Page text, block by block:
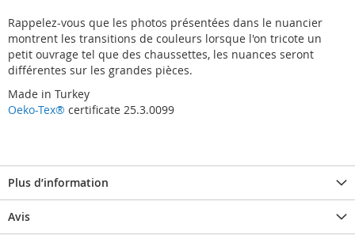
Rappelez-vous que les photos présentées dans le nuancier
montrent les transitions de couleurs lorsque l'on tricote un
petit ouvrage tel que des chaussettes, les nuances seront
différentes sur les grandes pièces.
Made in Turkey
Oeko-Tex® certificate 25.3.0099
Plus d’information
Avis